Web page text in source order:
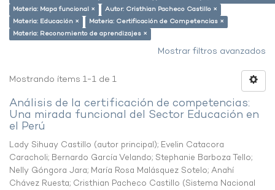
Materia: Mapa funcional ×
Autor: Cristhian Pacheco Castillo ×
Materia: Educación ×
Materia: Certificación de Competencias ×
Materia: Reconomiento de aprendizajes ×
Mostrar filtros avanzados
Mostrando ítems 1-1 de 1
Análisis de la certificación de competencias:
Una mirada funcional del Sector Educación en
el Perú
Lady Sihuay Castillo (autor principal); Evelin Catacora
Caracholi; Bernardo García Velando; Stephanie Barboza Tello;
Nelly Góngora Jara; María Rosa Malásquez Sotelo; Anahí
Chávez Ruesta; Cristhian Pacheco Castillo (Sistema Nacional